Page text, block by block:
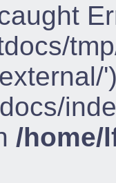
/home/